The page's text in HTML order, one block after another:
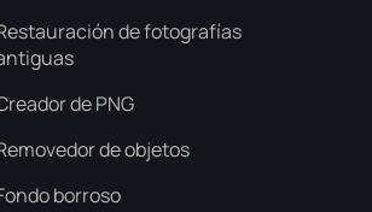
de fotografías
de PNG
de objetos
borroso